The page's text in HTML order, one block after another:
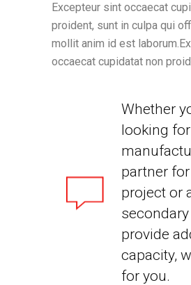
Excepteur sint occaecat
proident, sunt in culpa qui
mollit anim id est
occaecat cupidatat non
Whether
looking
partner
project or
provide
capacity,
for you.